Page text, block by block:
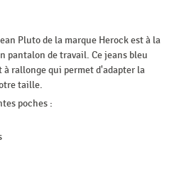
Pluto de la marque Herock est à la
pantalon de travail. Ce jeans bleu
à rallonge qui permet d'adapter la
taille.
poches :